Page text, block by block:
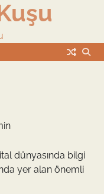
dünyasında bilgi
yer alan önemli